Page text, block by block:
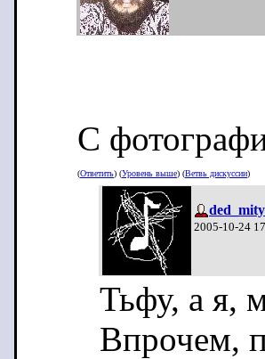
С
(Ответить) (Уровень выше) (Ветвь дискуссии)
2005-10-24
Тьфу, а я,
Впрочем,